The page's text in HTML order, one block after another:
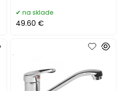
na sklade
49.60 €
.